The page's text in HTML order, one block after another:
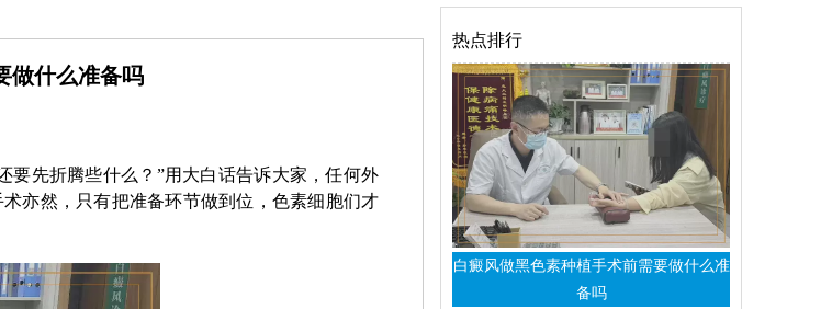
做什么准备吗
要先折腾些什么？”用大白话告诉大家，任何外
亦然，只有把准备环节做到位，色素细胞们才
热点排行
白癜风做黑色素种植手术前需要做什么准
备吗